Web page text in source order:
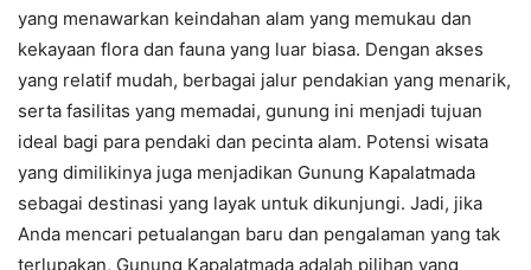
yang menawarkan keindahan alam yang memukau dan
kekayaan flora dan fauna yang luar biasa. Dengan akses
yang relatif mudah, berbagai jalur pendakian yang menarik,
serta fasilitas yang memadai, gunung ini menjadi tujuan
ideal bagi para pendaki dan pecinta alam. Potensi wisata
yang dimilikinya juga menjadikan Gunung Kapalatmada
sebagai destinasi yang layak untuk dikunjungi. Jadi, jika
Anda mencari petualangan baru dan pengalaman yang tak
terlupakan, Gunung Kapalatmada adalah pilihan yang